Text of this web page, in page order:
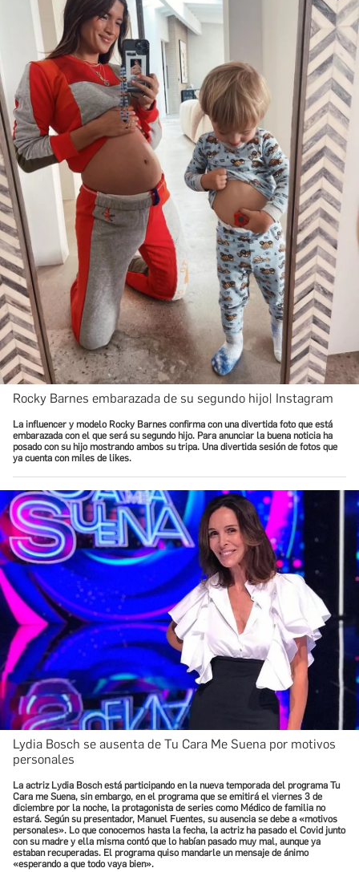
Rocky Barnes embarazada de su segundo hijo| Instagram
La influencer y modelo Rocky Barnes confirma con una divertida foto que está
embarazada con el que será su segundo hijo. Para anunciar la buena noticia ha
posado con su hijo mostrando ambos su tripa. Una divertida sesión de fotos que
ya cuenta con miles de likes.
Lydia Bosch se ausenta de Tu Cara Me Suena por motivos
personales
La actriz Lydia Bosch está participando en la nueva temporada del programa Tu
Cara me Suena, sin embargo, en el programa que se emitirá el viernes 3 de
diciembre por la noche, la protagonista de series como Médico de familia no
estará. Según su presentador, Manuel Fuentes, su ausencia se debe a «motivos
personales». Lo que conocemos hasta la fecha, la actriz ha pasado el Covid junto
con su madre y ella misma contó que lo habían pasado muy mal, aunque ya
estaban recuperadas. El programa quiso mandarle un mensaje de ánimo
«esperando a que todo vaya bien».